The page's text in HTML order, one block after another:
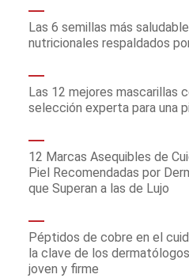
Las 6 semillas más
nutricionales respaldados
Las 12 mejores mascarillas
selección experta para una
12 Marcas Asequibles de
Piel Recomendadas por
que Superan a las de Lujo
Péptidos de cobre en el
la clave de los
joven y firme